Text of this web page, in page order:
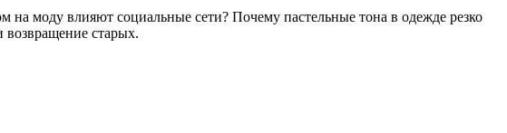
моду влияют социальные сети? Почему пастельные тона в одежде резко
старых.